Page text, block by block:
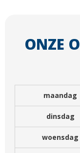
ONZE
maandag
dinsdag
woensdag